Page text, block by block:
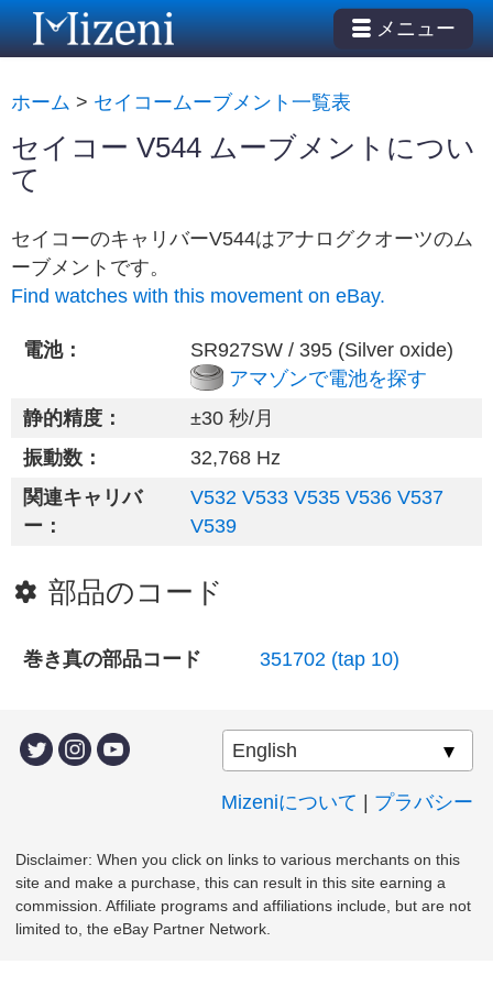
メニュー
ホーム > セイコームーブメント一覧表
セイコー V544 ムーブメントについ
て
セイコーのキャリバーV544はアナログクオーツのム
ーブメントです。
Find watches with this movement on eBay.
電池：
SR927SW / 395 (Silver oxide)
アマゾンで電池を探す
静的精度：
±30 秒/月
振動数：
32,768 Hz
関連キャリバ
ー：
V532 V533 V535 V536 V537
V539
部品のコード
巻き真の部品コード 351702 (tap 10)
Mizeniについて | プラバシー
Disclaimer: When you click on links to various merchants on this
site and make a purchase, this can result in this site earning a
commission. Affiliate programs and affiliations include, but are not
limited to, the eBay Partner Network.